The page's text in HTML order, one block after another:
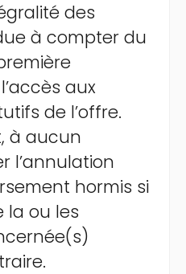
des
à compter du
aux
de l’offre.
à aucun
l’annulation
hormis si
la ou les